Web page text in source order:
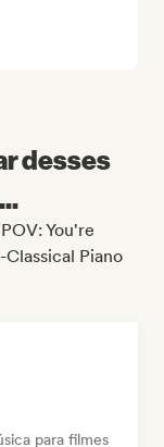
desses
You're
Piano
para filmes